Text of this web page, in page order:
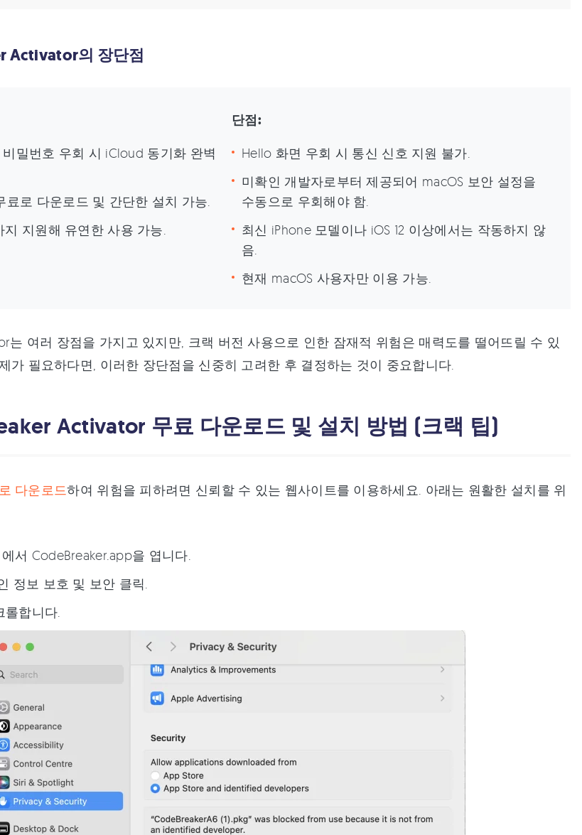
Activator의 장단점
밀번호 우회 시 iCloud 동기화 완벽
료로 다운로드 및 간단한 설치 가능.
지 지원해 유연한 사용 가능.
단점:
Hello 화면 우회 시 통신 신호 지원 불가.
미확인 개발자로부터 제공되어 macOS 보안 설정을
수동으로 우회해야 함.
최신 iPhone 모델이나 iOS 12 이상에서는 작동하지 않
음.
현재 macOS 사용자만 이용 가능.
는 여러 장점을 가지고 있지만, 크랙 버전 사용으로 인한 잠재적 위험은 매력도를 떨어뜨릴 수 있
가 필요하다면, 이러한 장단점을 신중히 고려한 후 결정하는 것이 중요합니다.
Activator 무료 다운로드 및 설치 방법 (크랙 팁)
다운로드하여 위험을 피하려면 신뢰할 수 있는 웹사이트를 이용하세요. 아래는 원활한 설치를 위
서 CodeBreaker.app을 엽니다.
정보 보호 및 보안 클릭.
롤합니다.